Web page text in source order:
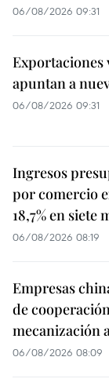
06/08/2026 09:31
apuntan a
06/08/2026 09:31
Ingresos
por comercio
18,7% en siete
06/08/2026 08:19
Empresas
de
mecanización
06/08/2026 08:09